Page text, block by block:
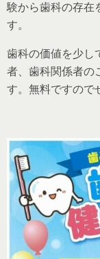
験から歯科の存在
す。
歯科の価値を少し
者、歯科関係者の
す。無料ですので